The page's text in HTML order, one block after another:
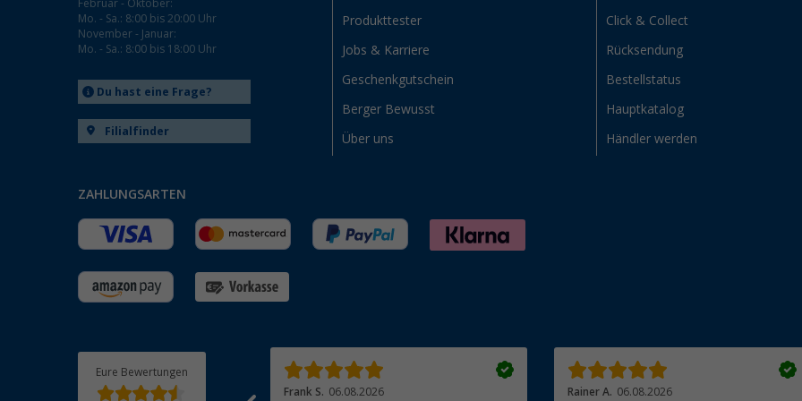
Februar - Oktober:
Mo. - Sa.: 8:00 bis 20:00 Uhr
November - Januar:
Mo. - Sa.: 8:00 bis 18:00 Uhr
Du hast eine Frage?
Filialfinder
Produkttester
Jobs & Karriere
Geschenkgutschein
Berger Bewusst
Über uns
Click & Collect
Rücksendung
Bestellstatus
Hauptkatalog
Händler werden
ZAHLUNGSARTEN
Eure Bewertungen
05.08.2026 Frank S. 06.08.2026 Rainer A. 06.08.2026